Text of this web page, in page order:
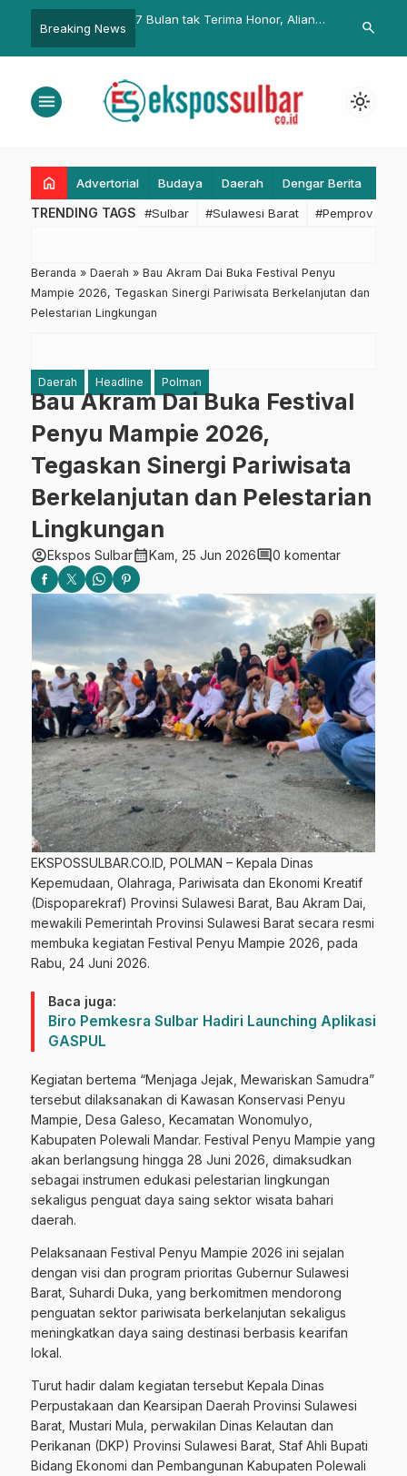
Breaking News
GTT Mengadu ke
Bupati Pasangkayu Harap
Kesejahteraan Petani
Putri
Budaya
search
menu light_mode
home Advertorial Budaya Daerah Dengar Berita
TRENDING TAGS #Sulbar #Sulawesi Barat #Pemprov
Beranda » Daerah » Bau Akram Dai Buka Festival Penyu
Mampie 2026, Tegaskan Sinergi Pariwisata Berkelanjutan dan
Pelestarian Lingkungan
Daerah Headline Polman
Bau Akram Dai Buka Festival
Penyu Mampie 2026,
Tegaskan Sinergi Pariwisata
Berkelanjutan dan Pelestarian
Lingkungan
account_circleEkspos Sulbarcalendar_monthKam, 25 Jun 2026comment0 komentar
EKSPOSSULBAR.CO.ID, POLMAN – Kepala Dinas
Kepemudaan, Olahraga, Pariwisata dan Ekonomi Kreatif
(Dispoparekraf) Provinsi Sulawesi Barat, Bau Akram Dai,
mewakili Pemerintah Provinsi Sulawesi Barat secara resmi
membuka kegiatan Festival Penyu Mampie 2026, pada
Rabu, 24 Juni 2026.
Baca juga:
Biro Pemkesra Sulbar Hadiri Launching Aplikasi
GASPUL
Kegiatan bertema “Menjaga Jejak, Mewariskan Samudra”
tersebut dilaksanakan di Kawasan Konservasi Penyu
Mampie, Desa Galeso, Kecamatan Wonomulyo,
Kabupaten Polewali Mandar. Festival Penyu Mampie yang
akan berlangsung hingga 28 Juni 2026, dimaksudkan
sebagai instrumen edukasi pelestarian lingkungan
sekaligus penguat daya saing sektor wisata bahari
daerah.
Pelaksanaan Festival Penyu Mampie 2026 ini sejalan
dengan visi dan program prioritas Gubernur Sulawesi
Barat, Suhardi Duka, yang berkomitmen mendorong
penguatan sektor pariwisata berkelanjutan sekaligus
meningkatkan daya saing destinasi berbasis kearifan
lokal.
Turut hadir dalam kegiatan tersebut Kepala Dinas
Perpustakaan dan Kearsipan Daerah Provinsi Sulawesi
Barat, Mustari Mula, perwakilan Dinas Kelautan dan
Perikanan (DKP) Provinsi Sulawesi Barat, Staf Ahli Bupati
Bidang Ekonomi dan Pembangunan Kabupaten Polewali